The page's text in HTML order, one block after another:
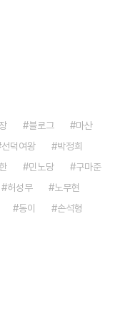
블로그
마산
선덕여왕
박정희
민노당
구마준
허성무
노무현
동이
손석형